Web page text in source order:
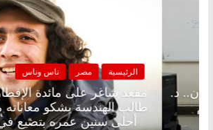
ناس وناس
على الإفطار وبلكونة بلا زينة رمضان.. د.
فاروق خبير اقتصادي في انتظار حلم